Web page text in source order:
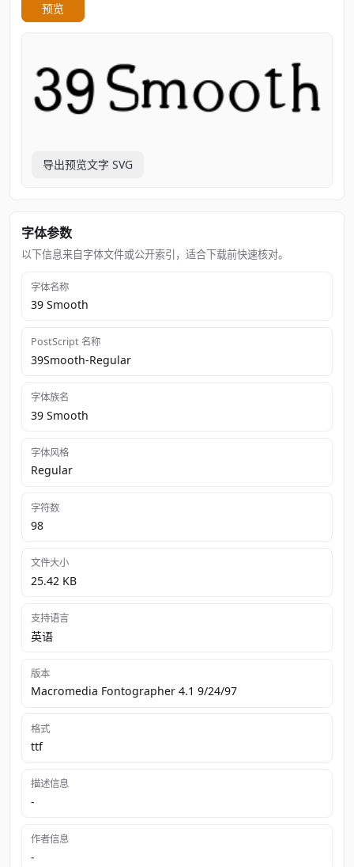
预览
导出预览文字 SVG
字体参数
以下信息来自字体文件或公开索引，适合下载前快速核对。
字体名称
39 Smooth
PostScript 名称
39Smooth-Regular
字体族名
39 Smooth
字体风格
Regular
字符数
98
文件大小
25.42 KB
支持语言
英语
版本
Macromedia Fontographer 4.1 9/24/97
格式
ttf
描述信息
-
作者信息
-